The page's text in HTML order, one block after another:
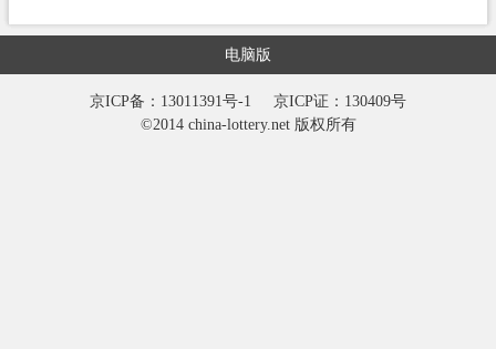
电脑版
京ICP备：13011391号-1
京ICP证：130409号
©2014 china-lottery.net 版权所有